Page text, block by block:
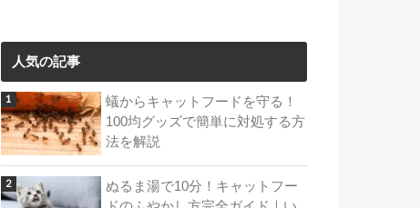
人気の記事
蟻からキャットフードを守る！
100均グッズで簡単に対処する方
法を解説
ぬるま湯で10分！キャットフー